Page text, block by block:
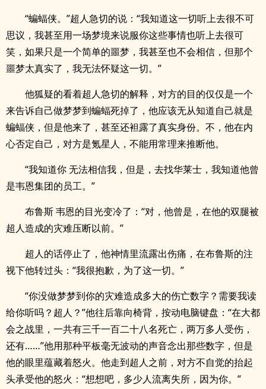
“蝙蝠侠。”超人急切的说：“我知道这一切听上去很不可
思议，我甚至用一场梦境来说服你这些事情也听上去很可
笑，如果只是一个简单的噩梦，我甚至也不会相信，但那个
噩梦太真实了，我无法怀疑这一切。”
他狐疑的看着超人急切的解释，对方的目的仅仅是一个
来告诉自己做梦梦到蝙蝠死掉了，他应该无从知道自己就是
蝙蝠侠，但是他来了，甚至还袒露了真实身份。不，他在内
心否定自己，对方是氪星人，不能用常理来推断他。
“我知道你 无法相信我，但是，去找华莱士，我知道他曾
是韦恩集团的员工。”
布鲁斯 韦恩的目光变冷了：“对，他曾是，在他的双腿被
超人造成的灾难压断以前。”
超人的话停止了，他神情里流露出伤痛，在布鲁斯的注
视下他转过头：“我很抱歉，为了这一切。”
“你没做梦梦到你的灾难造成多大的伤亡数字？需要我读
给你听吗？超人？”他往后靠向椅背，按动电脑键盘：“在大都
会之战里，一共有三千一百二十八名死亡，两万多人受伤，
还有……”他用那种平板毫无波动的声音念出那些数字，但是
他的眼里蕴藏着怒火。他走到超人之前，对方不自觉的抬起
头承受他的怒火：“想想吧，多少人流离失所，因为你。”